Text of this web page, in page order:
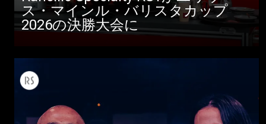
ス・マインル・バリスタカップ
2026の決勝大会に